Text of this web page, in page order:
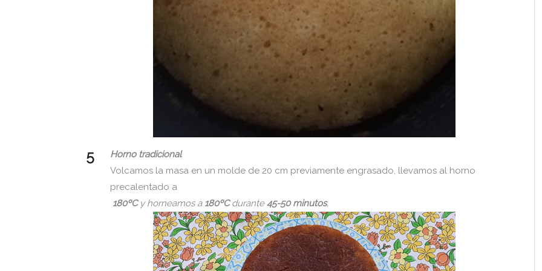
Horno tradicional
Volcamos la masa en un molde de 20 cm previamente engrasado, llevamos al horno
precalentado a
180ºC y horneamos a 180ºCdurante45-50 minutos,